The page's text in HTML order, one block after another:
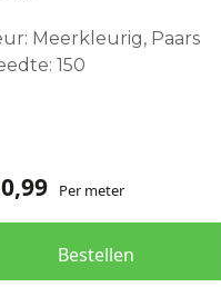
Meerkleurig, Paars
150
Per meter
Bestellen